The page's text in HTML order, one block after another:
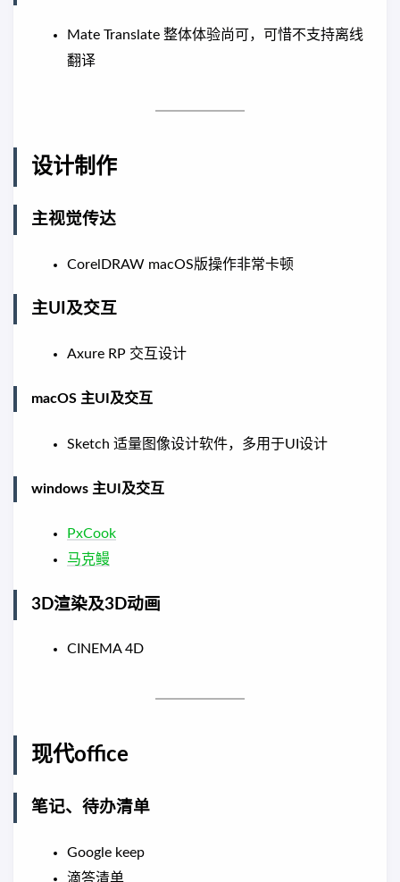
Mate Translate 整体体验尚可，可惜不支持离线
翻译
设计制作
主视觉传达
CorelDRAW macOS版操作非常卡顿
主UI及交互
Axure RP 交互设计
macOS 主UI及交互
Sketch 适量图像设计软件，多用于UI设计
windows 主UI及交互
PxCook
马克鳗
3D渲染及3D动画
CINEMA 4D
现代office
笔记、待办清单
Google keep
滴答清单